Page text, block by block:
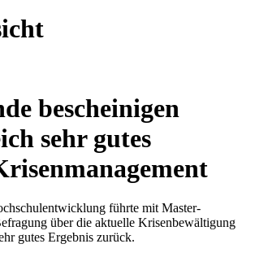
bescheinigen
sehr gutes
führte mit Master-
über die aktuelle Krisenbewältigung
gutes Ergebnis zurück.